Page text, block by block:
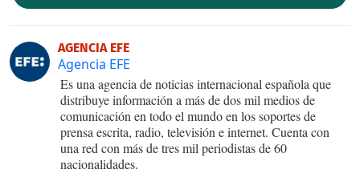
AGENCIA EFE
Agencia EFE
Es una agencia de noticias internacional española que
distribuye información a más de dos mil medios de
comunicación en todo el mundo en los soportes de
prensa escrita, radio, televisión e internet. Cuenta con
una red con más de tres mil periodistas de 60
nacionalidades.